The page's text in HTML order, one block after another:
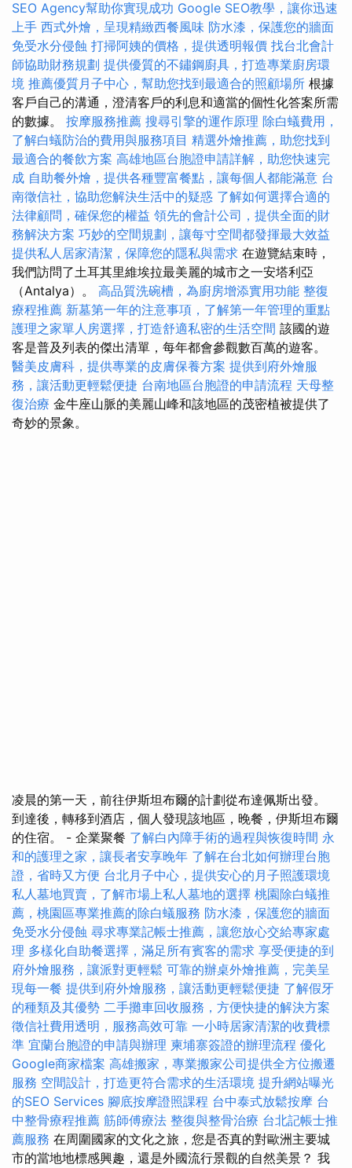
SEO Agency幫助你實現成功 Google SEO教學，讓你迅速
上手 西式外燴，呈現精緻西餐風味 防水漆，保護您的牆面
免受水分侵蝕 打掃阿姨的價格，提供透明報價 找台北會計
師協助財務規劃 提供優質的不鏽鋼廚具，打造專業廚房環
境 推薦優質月子中心，幫助您找到最適合的照顧場所 根據
客戶自己的溝通，澄清客戶的利息和適當的個性化答案所需
的數據。 按摩服務推薦 搜尋引擎的運作原理 除白蟻費用，
了解白蟻防治的費用與服務項目 精選外燴推薦，助您找到
最適合的餐飲方案 高雄地區台胞證申請詳解，助您快速完
成 自助餐外燴，提供各種豐富餐點，讓每個人都能滿意 台
南徵信社，協助您解決生活中的疑惑 了解如何選擇合適的
法律顧問，確保您的權益 領先的會計公司，提供全面的財
務解決方案 巧妙的空間規劃，讓每寸空間都發揮最大效益
提供私人居家清潔，保障您的隱私與需求 在遊覽結束時，
我們訪問了土耳其里維埃拉最美麗的城市之一安塔利亞
（Antalya）。 高品質洗碗槽，為廚房增添實用功能 整復
療程推薦 新墓第一年的注意事項，了解第一年管理的重點
護理之家單人房選擇，打造舒適私密的生活空間 該國的遊
客是普及列表的傑出清單，每年都會參觀數百萬的遊客。
醫美皮膚科，提供專業的皮膚保養方案 提供到府外燴服
務，讓活動更輕鬆便捷 台南地區台胞證的申請流程 天母整
復治療 金牛座山脈的美麗山峰和該地區的茂密植被提供了
奇妙的景象。
凌晨的第一天，前往伊斯坦布爾的計劃從布達佩斯出發。
到達後，轉移到酒店，個人發現該地區，晚餐，伊斯坦布爾
的住宿。 - 企業聚餐 了解白內障手術的過程與恢復時間 永
和的護理之家，讓長者安享晚年 了解在台北如何辦理台胞
證，省時又方便 台北月子中心，提供安心的月子照護環境
私人墓地買賣，了解市場上私人墓地的選擇 桃園除白蟻推
薦，桃園區專業推薦的除白蟻服務 防水漆，保護您的牆面
免受水分侵蝕 尋求專業記帳士推薦，讓您放心交給專家處
理 多樣化自助餐選擇，滿足所有賓客的需求 享受便捷的到
府外燴服務，讓派對更輕鬆 可靠的辦桌外燴推薦，完美呈
現每一餐 提供到府外燴服務，讓活動更輕鬆便捷 了解假牙
的種類及其優勢 二手攤車回收服務，方便快捷的解決方案
徵信社費用透明，服務高效可靠 一小時居家清潔的收費標
準 宜蘭台胞證的申請與辦理 柬埔寨簽證的辦理流程 優化
Google商家檔案 高雄搬家，專業搬家公司提供全方位搬遷
服務 空間設計，打造更符合需求的生活環境 提升網站曝光
的SEO Services 腳底按摩證照課程 台中泰式放鬆按摩 台
中整骨療程推薦 筋師傅療法 整復與整骨治療 台北記帳士推
薦服務 在周圍國家的文化之旅，您是否真的對歐洲主要城
市的當地地標感興趣，還是外國流行景觀的自然美景？ 我